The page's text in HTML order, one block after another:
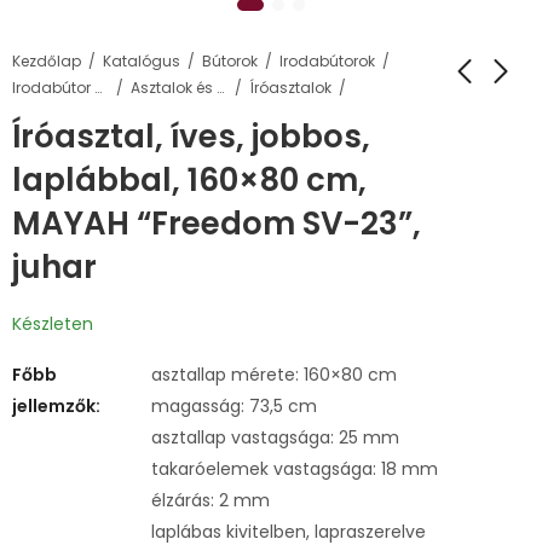
Kezdőlap Katalógus Bútorok
Irodabútorok
Irodabútor család
Asztalok és elemei Íróasztalok
Íróasztal, íves, jobbos,
laplábbal, 160×80 cm,
MAYAH “Freedom SV-23”,
juhar
Készleten
Főbb
jellemzők:
asztallap mérete: 160×80 cm
magasság: 73,5 cm
asztallap vastagsága: 25 mm
takaróelemek vastagsága: 18 mm
élzárás: 2 mm
laplábas kivitelben, lapraszerelve